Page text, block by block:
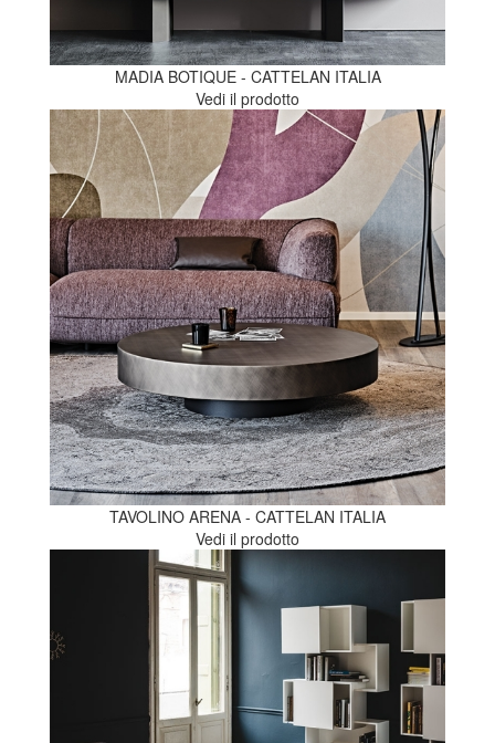
MADIA BOTIQUE - CATTELAN ITALIA
Vedi il prodotto
TAVOLINO ARENA - CATTELAN ITALIA
Vedi il prodotto